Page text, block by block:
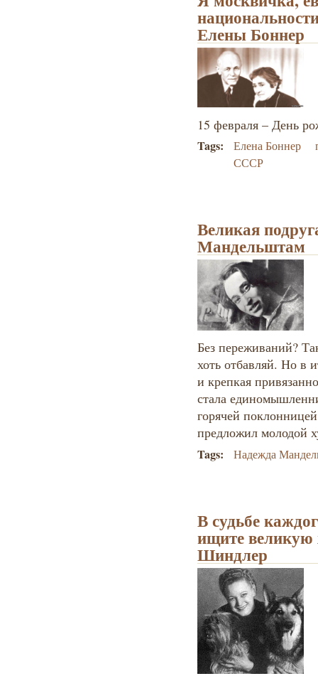
Елены Боннер
15 февраля – День
Tags: Елена Боннер
СССР
Великая
Мандельштам
Без переживаний?
хоть отбавляй. Но в
и крепкая
стала
горячей
предложил молодой
Tags: Надежда
В судьбе
ищите
Шиндлер